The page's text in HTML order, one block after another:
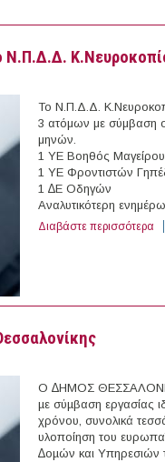
Εφορεία Αρχαιοτήτων Αθηνών
Ν.Π.Δ.Δ.
Το Ν.Π.Δ.Δ.
3 ατόμων με σύμβαση
μηνών.
1 ΥΕ Βοηθός Μαγείρου
1 ΥΕ Φροντιστών
1 ∆Ε Οδηγών
Αναλυτικότερη
Διαβάστε περισσότερα
Ο ∆ΗΜΟΣ
µε σύµβαση εργασίας
χρόνου, συνολικά
υλοποίηση του
∆οµών και Υπηρεσιών